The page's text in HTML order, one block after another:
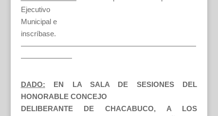
Ejecutivo
Municipal e
inscríbase.
————————————————————————
———————
DADO:
EN LA SALA DE SESIONES DEL
HONORABLE CONCEJO
DELIBERANTE DE CHACABUCO, A LOS